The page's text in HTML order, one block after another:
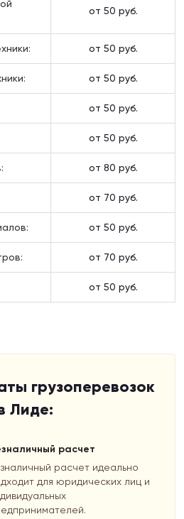
от 50 руб.
от 50 руб.
от 50 руб.
от 50 руб.
от 50 руб.
от 80 руб.
от 70 руб.
от 50 руб.
от 70 руб.
от 50 руб.
грузоперевозок
Лиде:
расчет
расчет идеально
для юридических лиц и